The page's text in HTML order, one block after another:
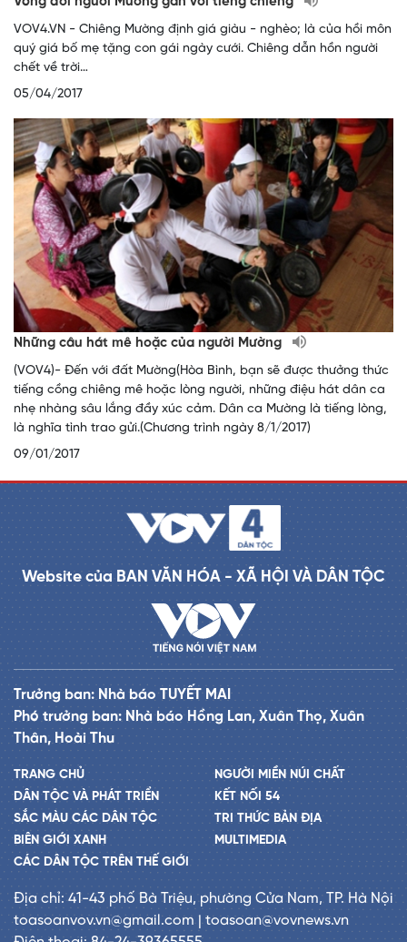
​VOV4.VN - Chiêng Mường định giá giàu - nghèo; là của hồi môn
quý giá bố mẹ tặng con gái ngày cưới. Chiêng dẫn hồn người
chết về trời…
05/04/2017
Những câu hát mê hoặc của người Mường
(VOV4)- Đến với đất Mường(Hòa Bình, bạn sẽ được thưởng thức
tiếng cồng chiêng mê hoặc lòng người, những điệu hát dân ca
nhẹ nhàng sâu lắng đầy xúc cảm. Dân ca Mường là tiếng lòng,
là nghĩa tình trao gửi.(Chương trình ngày 8/1/2017)
09/01/2017
Website của BAN VĂN HÓA - XÃ HỘI VÀ DÂN TỘC
Trưởng ban: Nhà báo TUYẾT MAI
Phó trưởng ban: Nhà báo Hồng Lan, Xuân Thọ, Xuân
Thân, Hoài Thu
TRANG CHỦ
DÂN TỘC VÀ PHÁT TRIỂN
SẮC MÀU CÁC DÂN TỘC
BIÊN GIỚI XANH
CÁC DÂN TỘC TRÊN THẾ GIỚI
NGƯỜI MIỀN NÚI CHẤT
KẾT NỐI 54
TRI THỨC BẢN ĐỊA
MULTIMEDIA
Địa chỉ: 41-43 phố Bà Triệu, phường Cửa Nam, TP. Hà Nội
toasoanvov.vn@gmail.com | toasoan@vovnews.vn